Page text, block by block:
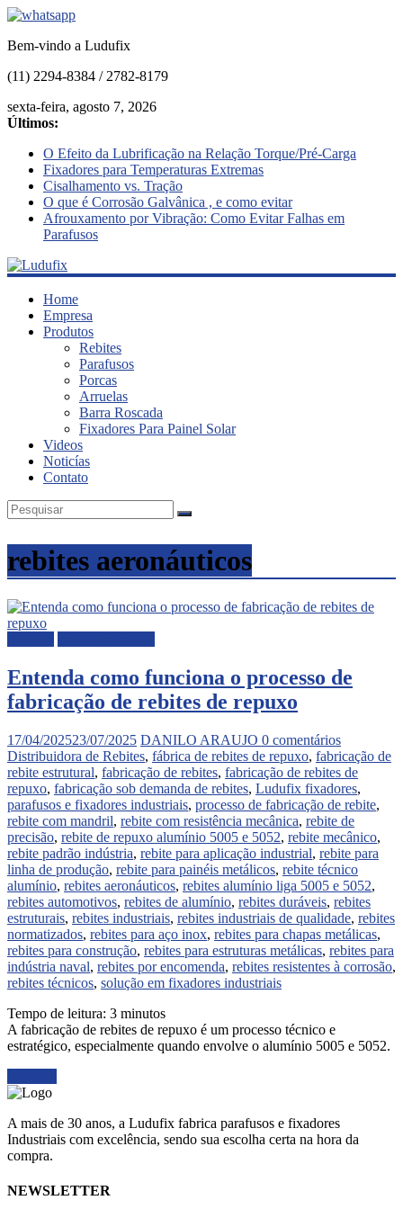
Bem-vindo a Ludufix
(11) 2294-8384 / 2782-8179
sexta-feira, agosto 7, 2026
Últimos:
O Efeito da Lubrificação na Relação Torque/Pré-Carga
Fixadores para Temperaturas Extremas
Cisalhamento vs. Tração
O que é Corrosão Galvânica , e como evitar
Afrouxamento por Vibração: Como Evitar Falhas em
Parafusos
Ludufix
Fixadores
Home
Empresa
Produtos
Rebites
Parafusos
Porcas
Arruelas
Barra Roscada
Fixadores Para Painel Solar
Videos
Noticías
Contato
rebites aeronáuticos
Entenda como funciona o processo de
fabricação de rebites de repuxo
17/04/202523/07/2025 DANILO ARAUJO 0 comentários
Distribuidora de Rebites, fábrica de rebites de repuxo, fabricação de
rebite estrutural, fabricação de rebites, fabricação de rebites de
repuxo, fabricação sob demanda de rebites, Ludufix fixadores,
parafusos e fixadores industriais, processo de fabricação de rebite,
rebite com mandril, rebite com resistência mecânica, rebite de
precisão, rebite de repuxo alumínio 5005 e 5052, rebite mecânico,
rebite padrão indústria, rebite para aplicação industrial, rebite para
linha de produção, rebite para painéis metálicos, rebite técnico
alumínio, rebites aeronáuticos, rebites alumínio liga 5005 e 5052,
rebites automotivos, rebites de alumínio, rebites duráveis, rebites
estruturais, rebites industriais, rebites industriais de qualidade, rebites
normatizados, rebites para aço inox, rebites para chapas metálicas,
rebites para construção, rebites para estruturas metálicas, rebites para
indústria naval, rebites por encomenda, rebites resistentes à corrosão,
rebites técnicos, solução em fixadores industriais
Tempo de leitura: 3 minutos
A fabricação de rebites de repuxo é um processo técnico e
estratégico, especialmente quando envolve o alumínio 5005 e 5052.
A mais de 30 anos, a Ludufix fabrica parafusos e fixadores
Industriais com excelência, sendo sua escolha certa na hora da
compra.
NEWSLETTER